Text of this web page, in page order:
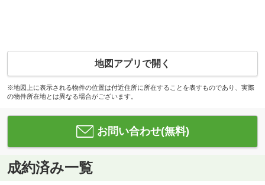
地図アプリで開く
※地図上に表示される物件の位置は付近住所に所在することを表すものであり、実際
の物件所在地とは異なる場合がございます。
お問い合わせ(無料)
成約済み一覧